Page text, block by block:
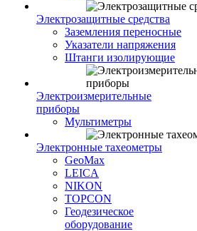
Электрозащитные средства
Заземления переносные
Указатели напряжения
Штанги изолирующие
Электроизмерительные
приборы
Мультиметры
Электронные тахеометры
GeoMax
LEICA
NIKON
TOPCON
Геодезическое
оборудование